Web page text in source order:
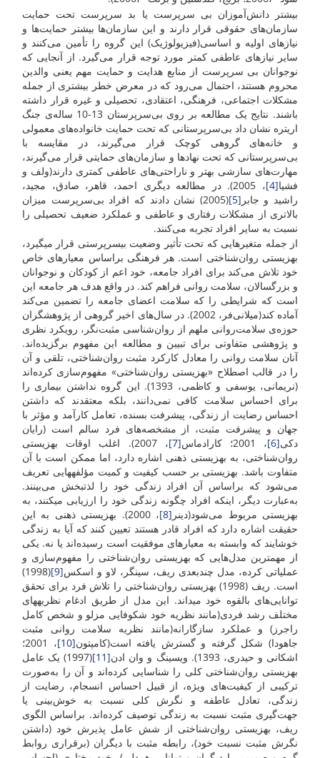
بیشتر دانش‌آموزان بی سرپرست یا بد سرپرست تحت حمایت
سازمان‌های حقوقی قرار دارند و این سازمان‌ها بیشتر حمایت‌ها و
نیازهای اولیه و اساسی(فیزیولوژیک) این گروه را تأمین می‌کنند و
سایر نیازهای عاطفی کمتر مورد توجه قرار می‌گیرد. از آنجایی که
نوجوانان بی سرپرست از منابع هدایت و حمایت مهم یعنی والدین
محروم هستند، احتمال می‌رود که در معرض خطر بیشتری از جمله
مشکلات اجتماعی، فرهنگی، اعتقادی، تحصیلی و غیره قرار داشته
باشند. نتایج یک مطالعه بر روی بی‌سرپرستان 13-10 ساله‌ی جنگ
اریتره نشان داد بی‌سرپرستانی که تحت حمایت خانواده‌های معمولی
و خانه‌های گروهی کوچک قرار می‌گیرند، در مقایسه با
بی‌سرپرستانی که تحت نهادها و سازمان‌های حمایتی قرار می‌گیرند،
مهارت‌های سازشی بهتر و ناراحتی‌های عاطفی کمتری دارند(ولف و
فشیا[4]
، 2005). در مطالعه دیگری احمد، قاهر، صادق، مجید،
راشید و جابر [5]
(2005) نشان دادند که افراد بی‌سرپرست میزان‌
بالاتری از مشکلات رفتاری و عاطفی و عملکرد ضعیف تحصیلی را
نسبت به سایر افراد تجربه می‌کنند.
از جمله متغیرهایی که تحت تأثیر وضعیت بی­سرپرستی قرار می­گیرد،
بهزیستی روان‌شناختی است. هر فرهنگی براساس معیارهای خاص
خود تلاش می‌کند برای افراد جامعه، خود اعم از کودکان و نوجوانان
و بزرگسالان، سلامت روانی فراهم کند. در واقع هدف هر جامعه این
است که شرایطی را که سلامت اعضای جامعه را تضمین می‌کند
آماده کند(میلانی‌فر، 2002). در سال‌های اخیر گروهی از پژوهشگران
حوزه‌ی سلامت‌روانی ملهم از روان‌شناسی مثبت‌نگر، رویکرد نظری
و پژوهشی متفاوتی برای تبیین و مطالعه این مفهوم برگزیده‌اند.
آنان سلامت روانی را معادل کارکرد مثبت روان‌شناختی، تلقی و آن
را در قالب اصطلاح «بهزیستی روان‌شناختی» مفهوم‌سازی کرده‌اند
(نریمانی، یوسفی و کاظمی، 1393). این گروه نداشتن بیماری را
برای احساس سلامت کافی نمی‌دانند، بلکه معتقدند که داشتن
احساس رضایت از زندگی، پیشرفت بسنده، تعامل کارآمد و مؤثر با
جهان و پیشرفت مثبت، از مشخصه‌های فرد سالم است (رایان
دکی[6] ، 2001؛ کارادماس [7]
، 2007). اغلب اوقات بهزیستی
روان‌شناختی، به بهزیستی ذهنی اشاره دارد، اما ممکن است با آن
متفاوت باشد. بهزیستی بر حسب کیفیت و کمیت مؤلفه­هایی تعریف
می‌شود که براساس آن افراد زندگی خود را لذت­بخش می‌بینند.
به‌عبارت دیگر، اینکه افراد چگونه زندگی خود را ارزیابی می­کنند، به
بهزیستی مربوط می‌شود(دینر [8]
، 2000). بهزیستی ذهنی به این
حقیقت اشاره دارد که افراد قادر هستند تعیین کنند که آیا به زندگی
خوشایند که وابسته به معیار‌های موفقیت است رسیده‌اند یا نه. یکی
از مهمترین مدل‌هایی که بهزیستی روان‌شناختی را مفهوم‌سازی و
عملیاتی کرده، مدل چندبعدی ریف، سینگر، لاو و اسکس[9]
(1998)
است. ریف (1998) بهزیستی روان‌شناختی را تلاش فرد برای تحقق
توانایی‌های بالقوه خود می­داند. این مدل از طریق ادغام نظریه­های
مختلف رشد فردی(مانند نظریه خود شکوفایی مزلو و شخص کامل
راجرز) و عملکرد سازگارانه(مانند نظریه سلامت روانی مثبت
جاهودا) شکل گرفته و گسترش یافته است(کامپتون[10]
، 2001؛
اشکانی و حیدری، 1393). ویسینگ و وان ادن
[11]
(1997) یک عامل
بهزیستی روان‌شناختی کلی را شناسایی کرده‌اند و آن را به‌صورت
ترکیبی از کیفیت‌های ویژه، از قبیل احساس انسجام، رضایت از
زندگی، تعادل عاطفه و نگرش کلی نسبت به خوش‌بینی یا
جهت‌گیری مثبت نسبت به زندگی توصیف کرده‌اند. براساس الگوی
ریف، بهزیستی روان‌شناختی از شش عامل پذیرش خود (داشتن
نگرش مثبت نسبت خود)، رابطه مثبت با دیگران (برقراری روابط